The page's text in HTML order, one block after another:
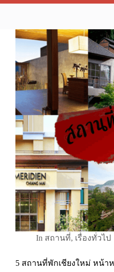
In สถานที่, เรื่องทั่วไป
5 สถานที่พักเชียงใหม่ หน้า